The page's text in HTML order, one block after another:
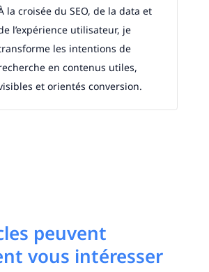
la croisée du SEO, de la data et
l’expérience utilisateur, je
les intentions de
en contenus utiles,
et orientés conversion.
peuvent
vous intéresser